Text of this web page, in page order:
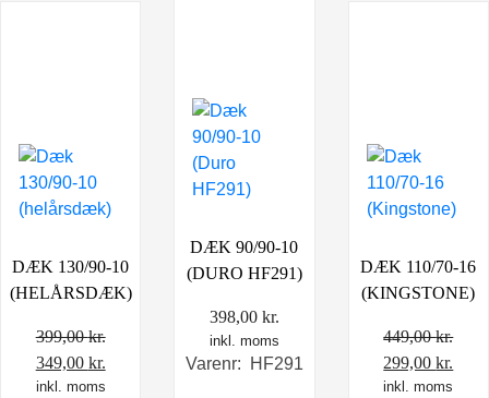
DÆK 130/90-10
(HELÅRSDÆK)
399,00kr.
Den
oprindelige
349,00 kr.
aktuelle
inkl. moms
DÆK 90/90-10
(DURO HF291)
398,00 kr.
inkl. moms
Varenr: HF291
DÆK 110/70-16
(KINGSTONE)
449,00kr.
Den
oprindelige
299,00kr.
inkl. moms